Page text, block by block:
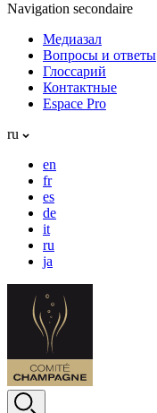
Navigation secondaire
Медиазал
Вопросы и ответы
Глоссарий
Контактные
Espace Pro
ru
en
fr
es
de
it
ru
ja